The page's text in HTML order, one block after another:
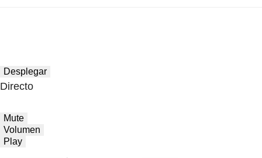
Desplegar
Directo
Mute
Volumen
Play